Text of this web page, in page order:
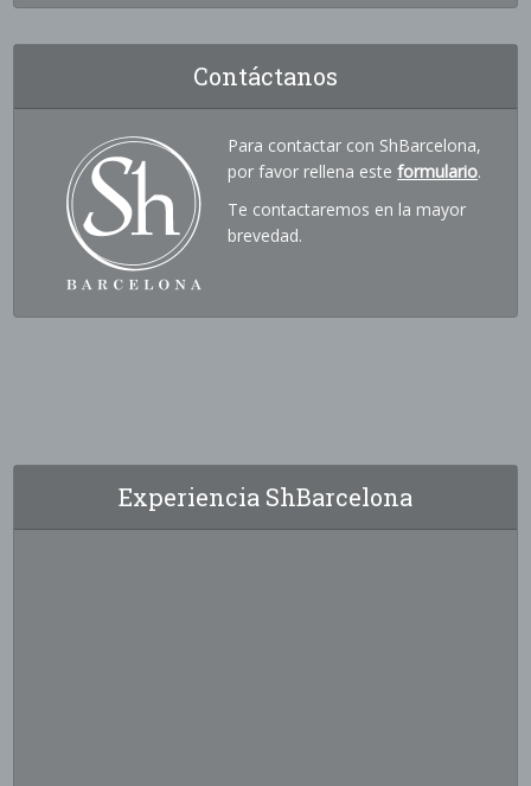
Contáctanos
Para contactar con ShBarcelona,
por favor rellena esteformulario.
Te contactaremos en la mayor
brevedad.
Experiencia ShBarcelona